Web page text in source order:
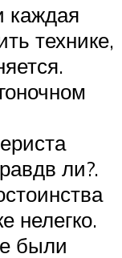
каждая
технике,
ли?.
нелегко.
были